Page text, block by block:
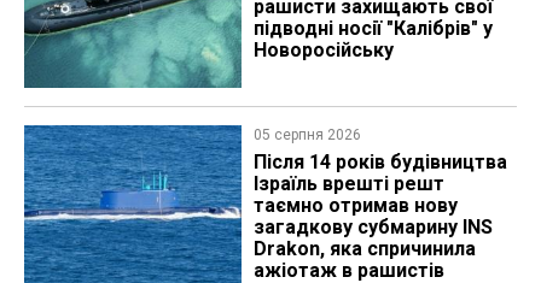
рашисти захищають свої
підводні носії "Калібрів" у
Новоросійську
05 серпня 2026
Після 14 років будівництва
Ізраїль врешті решт
таємно отримав нову
загадкову субмарину INS
Drakon, яка спричинила
ажіотаж в рашистів